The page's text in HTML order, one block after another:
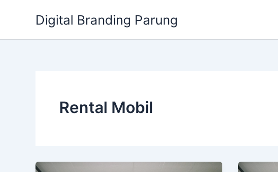
Digital Branding Parung
Rental Mobil